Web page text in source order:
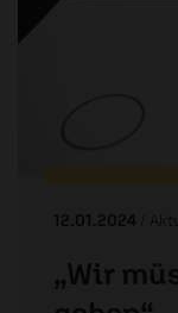
12.01.2024 /
„Wir